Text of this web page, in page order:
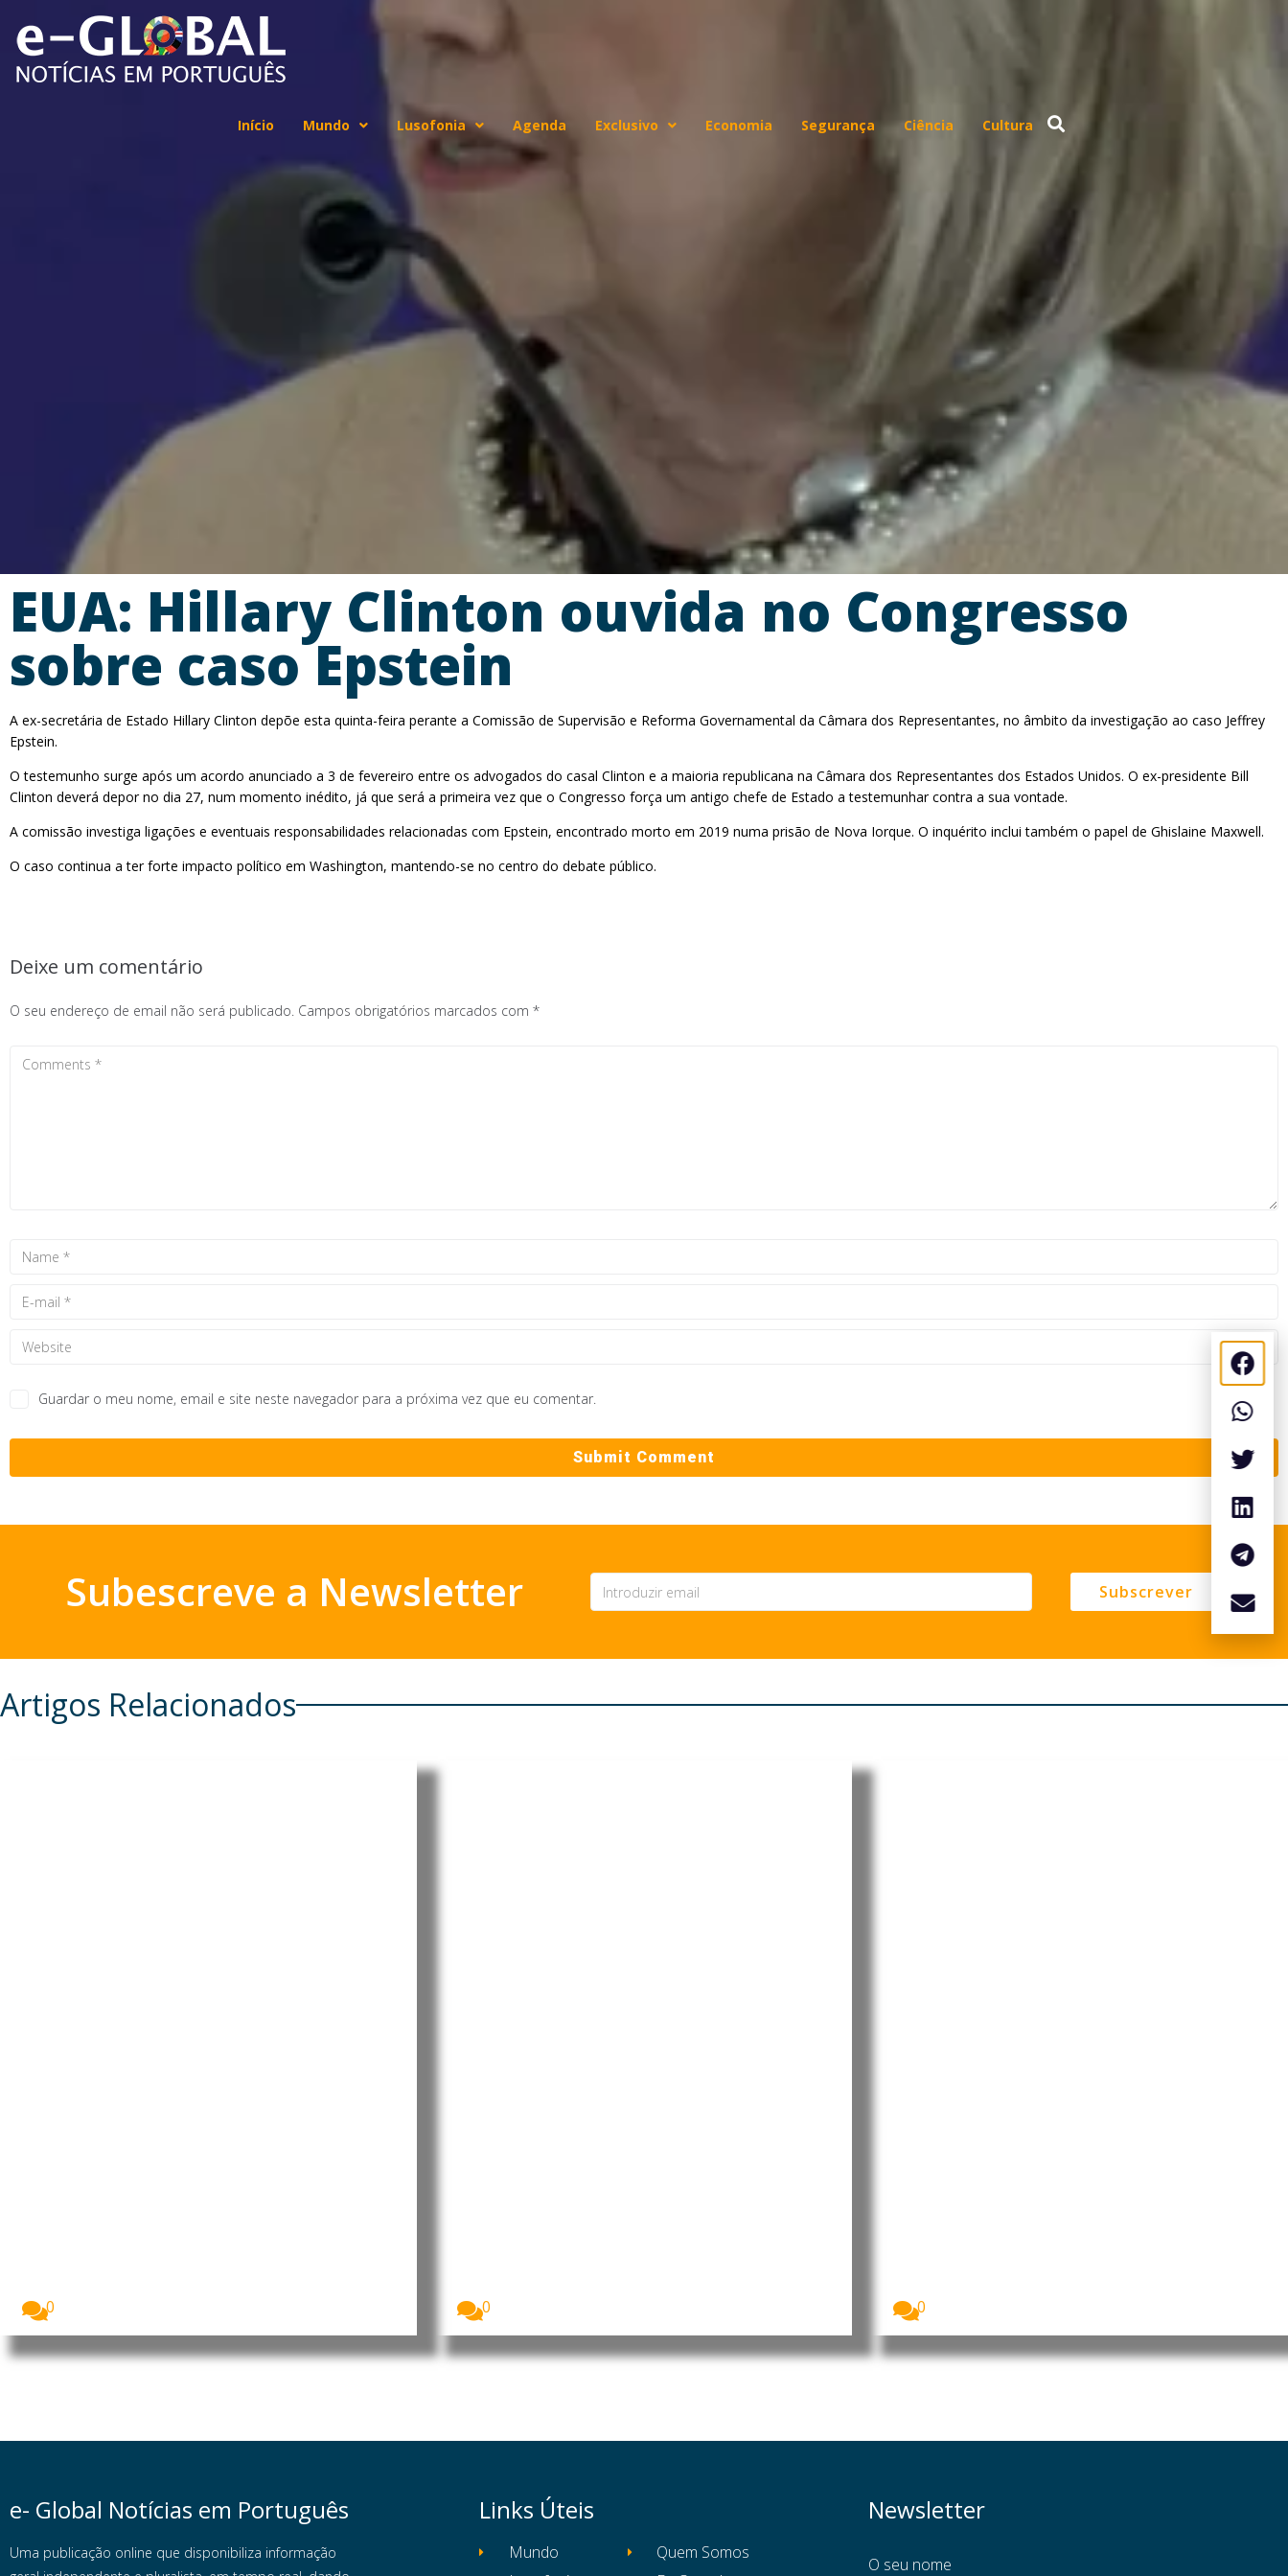
Início Mundo Lusofonia Agenda Exclusivo Economia Segurança Ciência Cultura
EUA: Hillary Clinton ouvida no Congresso
sobre caso Epstein
A ex-secretária de Estado Hillary Clinton depõe esta quinta-feira perante a Comissão de Supervisão e Reforma Governamental da Câmara dos Representantes, no âmbito da investigação ao caso Jeffrey
Epstein.
O testemunho surge após um acordo anunciado a 3 de fevereiro entre os advogados do casal Clinton e a maioria republicana na Câmara dos Representantes dos Estados Unidos. O ex-presidente Bill
Clinton deverá depor no dia 27, num momento inédito, já que será a primeira vez que o Congresso força um antigo chefe de Estado a testemunhar contra a sua vontade.
A comissão investiga ligações e eventuais responsabilidades relacionadas com Epstein, encontrado morto em 2019 numa prisão de Nova Iorque. O inquérito inclui também o papel de Ghislaine Maxwell.
O caso continua a ter forte impacto político em Washington, mantendo-se no centro do debate público.
Deixe um comentário
O seu endereço de email não será publicado. Campos obrigatórios marcados com *
Guardar o meu nome, email e site neste navegador para a próxima vez que eu comentar.
Subescreve a Newsletter Subscrever
Artigos Relacionados
0
0
0
e- Global Notícias em Português
Uma publicação online que disponibiliza informação
Links Úteis
Mundo
Quem Somos
Newsletter
O seu nome